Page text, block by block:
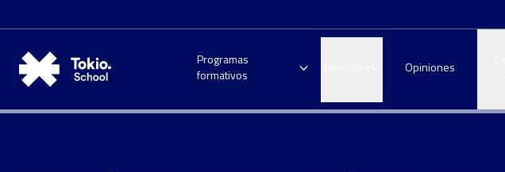
Programas
formativos
Opiniones